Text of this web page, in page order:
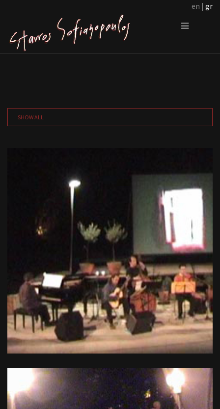
en | gr